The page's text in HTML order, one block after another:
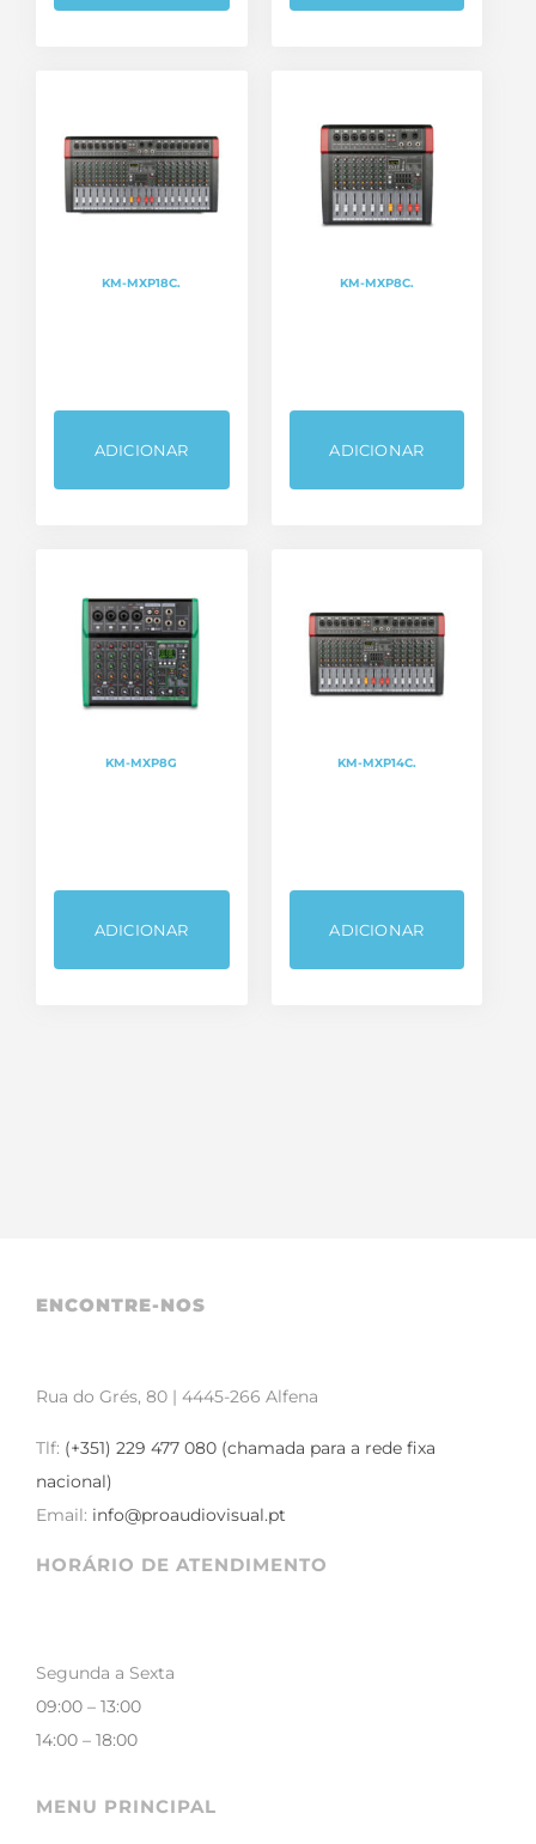
KM-MXP18C.
ADICIONAR
KM-MXP8C.
ADICIONAR
KM-MXP8G
ADICIONAR
KM-MXP14C.
ADICIONAR
ENCONTRE-NOS
Rua do Grés, 80 | 4445-266 Alfena
Tlf: (+351) 229 477 080 (chamada para a rede fixa
nacional)
Email: info@proaudiovisual.pt
HORÁRIO DE ATENDIMENTO
Segunda a Sexta
09:00 – 13:00
14:00 – 18:00
MENU PRINCIPAL